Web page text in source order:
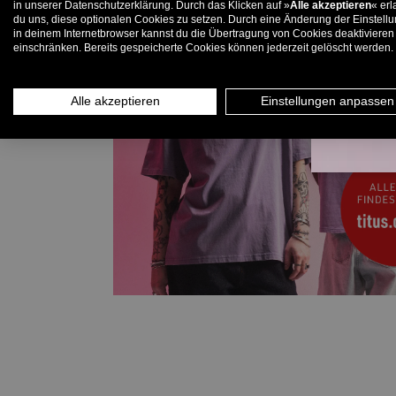
E-
in unserer Datenschutzerklärung. Durch das Klicken auf »Alle akzeptieren«
du uns, diese optionalen Cookies zu setzen. Durch eine Änderung der
in deinem Internetbrowser kannst du die Übertragung von Cookies
einschränken. Bereits gespeicherte Cookies können jederzeit gelöscht werden.
Alle akzeptieren Einstellungen anpassen